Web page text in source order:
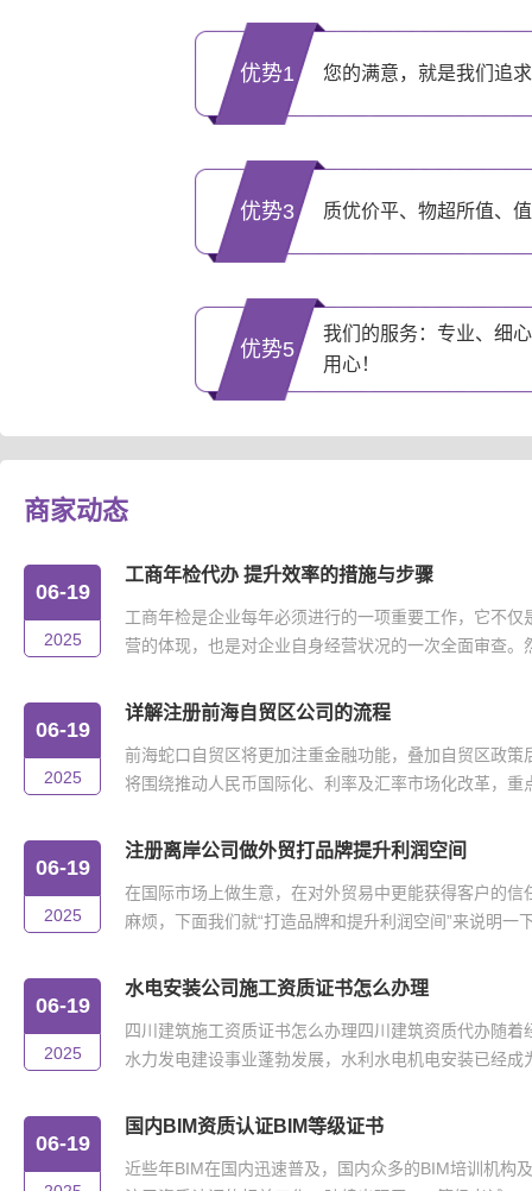
优势1 您的满意，就是我们追
优势3 质优价平、物超所值、
优势5
我们的服务：专业、细
用心！
商家动态
06-19
2025
工商年检代办 提升效率的措施与步骤
工商年检是企业每年必须进行的一项重要工作，它不仅
营的体现，也是对企业自身经营状况的一次全面审查。
06-19
2025
详解注册前海自贸区公司的流程
前海蛇口自贸区将更加注重金融功能，叠加自贸区政策
将围绕推动人民币国际化、利率及汇率市场化改革，重
06-19
2025
注册离岸公司做外贸打品牌提升利润空间
在国际市场上做生意，在对外贸易中更能获得客户的信
麻烦，下面我们就“打造品牌和提升利润空间”来说明一
06-19
2025
水电安装公司施工资质证书怎么办理
四川建筑施工资质证书怎么办理四川建筑资质代办随着
水力发电建设事业蓬勃发展，水利水电机电安装已经成
06-19
国内BIM资质认证BIM等级证书
近些年BIM在国内迅速普及，国内众多的BIM培训机构